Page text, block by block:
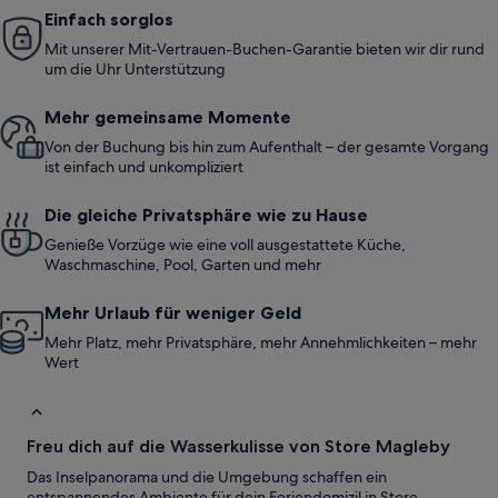
Einfach sorglos
Mit unserer Mit-Vertrauen-Buchen-Garantie bieten wir dir rund
um die Uhr Unterstützung
Mehr gemeinsame Momente
Von der Buchung bis hin zum Aufenthalt – der gesamte Vorgang
ist einfach und unkompliziert
Die gleiche Privatsphäre wie zu Hause
Genieße Vorzüge wie eine voll ausgestattete Küche,
Waschmaschine, Pool, Garten und mehr
Mehr Urlaub für weniger Geld
Mehr Platz, mehr Privatsphäre, mehr Annehmlichkeiten – mehr
Wert
Freu dich auf die Wasserkulisse von Store Magleby
Das Inselpanorama und die Umgebung schaffen ein